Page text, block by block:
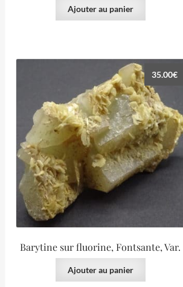
Ajouter au panier
Barytine sur fluorine, Fontsante, Var.
35.00€
Ajouter au panier